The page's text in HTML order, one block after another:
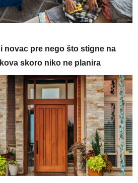
novac pre nego što stigne na
skoro niko ne planira